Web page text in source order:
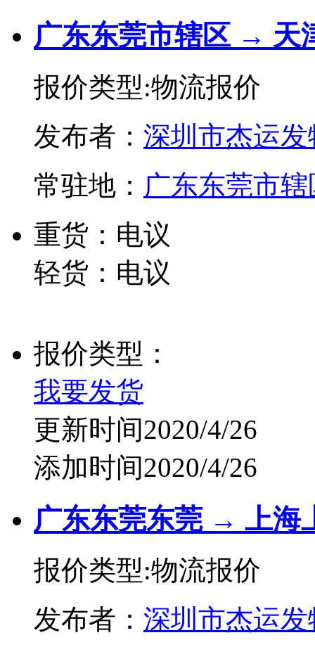
广东东莞市辖区 → 天
报价类型:物流报价
发布者： 深圳市杰运
常驻地： 广东东莞市辖
重货：电议
轻货：电议
报价类型：
我要发货
更新时间2020/4/26
添加时间2020/4/26
广东东莞东莞 → 上海
报价类型:物流报价
发布者： 深圳市杰运